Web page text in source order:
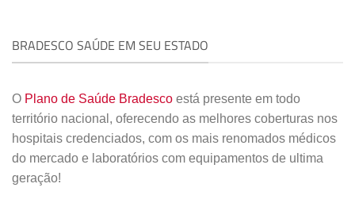
BRADESCO SAÚDE EM SEU ESTADO
O Plano de Saúde Bradesco está presente em todo
território nacional, oferecendo as melhores coberturas nos
hospitais credenciados, com os mais renomados médicos
do mercado e laboratórios com equipamentos de ultima
geração!